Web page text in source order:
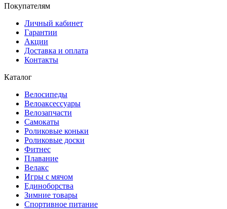
Покупателям
Личный кабинет
Гарантии
Акции
Доставка и оплата
Контакты
Каталог
Велосипеды
Велоаксессуары
Велозапчасти
Самокаты
Роликовые коньки
Роликовые доски
Фитнес
Плавание
Велакс
Игры с мячом
Единоборства
Зимние товары
Спортивное питание